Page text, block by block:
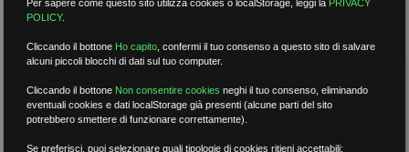
Per sapere come questo sito utilizza cookies o localStorage, leggi la PRIVACY
POLICY.
Cliccando il bottone Ho capito ,confermi il tuo consenso a questo sito di salvare
alcuni piccoli blocchi di dati sul tuo computer.
Cliccando il bottone Non consentire cookies neghi il tuo consenso, eliminando
eventuali cookies e dati localStorage già presenti (alcune parti del sito
potrebbero smettere di funzionare correttamente).
Se preferisci, puoi selezionare quali tipologie di cookies ritieni accettabili: